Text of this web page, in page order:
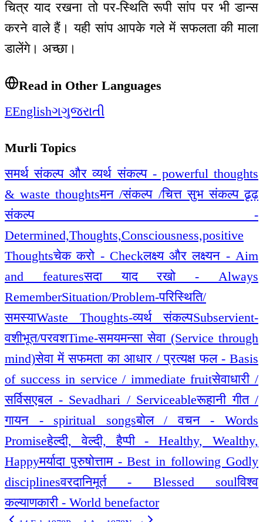
चित्र याद रखना तो पर-स्थिति रूपी सांप पर भी डान्स
करने वाले हैं। यही सांप आपके गले में सफलता की माला
डालेंगे। अच्छा।
Read in Other Languages
EEnglishગગુજરાતી
Murli Topics
समर्थ संकल्प और व्यर्थ संकल्प - powerful thoughts
& waste thoughtsमन /संकल्प /चित्त सुभ संकल्प ढृढ़
संकल्प -
Determined,Thoughts,Consciousness,positive
Thoughtsचेक करो - Checkलक्ष्य और लक्ष्यन - Aim
and featuresसदा याद रखो - Always
RememberSituation/Problem-परिस्थिति/
समस्याWaste Thoughts-व्यर्थ संकल्पSubservient-
वशीभूत/परवशTime-समयमन्सा सेवा (Service through
mind)सेवा में सफमता का आधार / प्रत्यक्ष फल - Basis
of success in service / immediate fruitसेवाधारी /
सर्विसएबल - Sevadhari / Serviceableरूहानी गीत /
गायन - spiritual songsबोल / वचन - Words
Promiseहेल्दी, वेल्दी, हैप्पी - Healthy, Wealthy,
Happyमर्यादा पुरुषोत्ताम - Best in following Godly
disciplinesवरदानिमूर्त - Blessed soulविश्व
कल्याणकारी - World benefactor